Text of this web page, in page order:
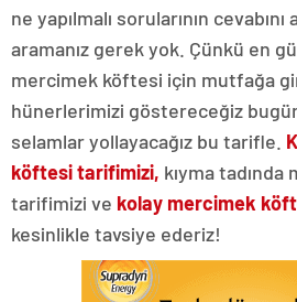
ne yapılmalı sorularının
aramanız gerek yok. Çünkü en
mercimek köftesi için mutfağa
hünerlerimizi göstereceğiz
selamlar yollayacağız bu tarifle.
köftesi tarifimizi, kıyma
tarifimizi ve kolay mercimek
kesinlikle tavsiye ederiz!